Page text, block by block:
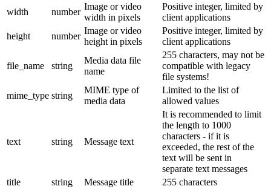
width
number
Image or video
width in pixels
Positive integer, limited by
client applications
height
number
Image or video
height in pixels
Positive integer, limited by
client applications
file_name string
Media data file
name
255 characters, may not be
compatible with legacy
file systems!
mime_type string
MIME type of
media data
Limited to the list of
allowed values
text string Message text
It is recommended to limit
the length to 1000
characters - if it is
exceeded, the rest of the
text will be sent in
separate text messages
title
string Message title
255 characters